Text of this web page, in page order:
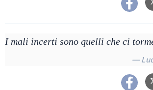
I mali incerti sono quelli che ci
—